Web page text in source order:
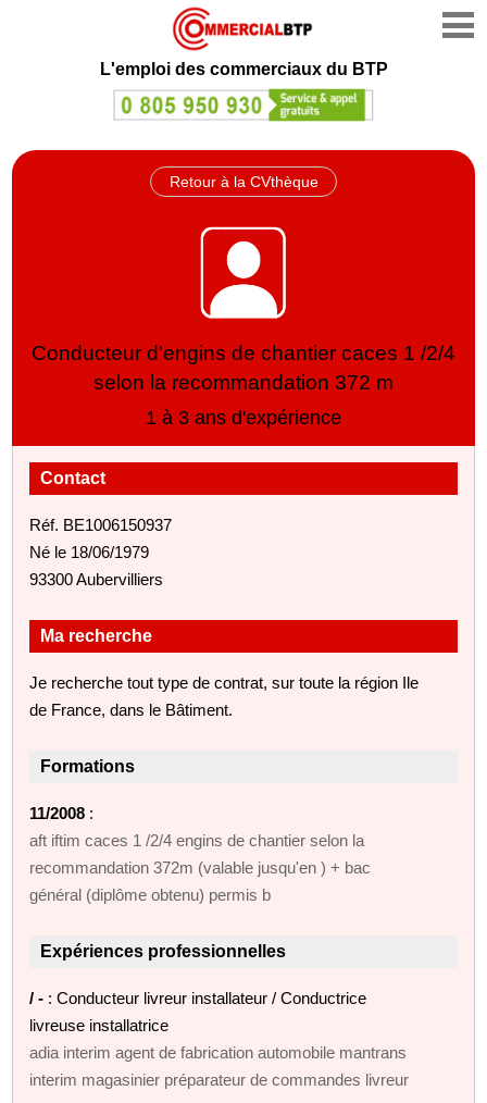
L'emploi des commerciaux du BTP
Retour à la CVthèque
Conducteur d'engins de chantier caces 1 /2/4
selon la recommandation 372 m
1 à 3 ans d'expérience
Contact
Réf. BE1006150937
Né le 18/06/1979
93300 Aubervilliers
Ma recherche
Je recherche tout type de contrat, sur toute la région Ile
de France, dans le Bâtiment.
Formations
11/2008 :
aft iftim caces 1 /2/4 engins de chantier selon la
recommandation 372m (valable jusqu'en ) + bac
général (diplôme obtenu) permis b
Expériences professionnelles
/ - : Conducteur livreur installateur / Conductrice
livreuse installatrice
adia interim agent de fabrication automobile mantrans
interim magasinier préparateur de commandes livreur